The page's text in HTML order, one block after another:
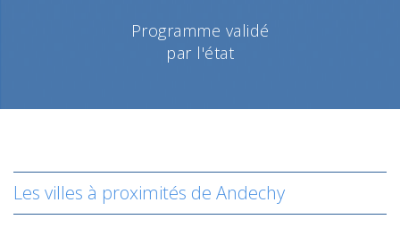
Programme validé
par l'état
Les villes à proximités de Andechy